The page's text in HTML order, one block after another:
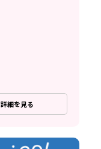
詳細を見る